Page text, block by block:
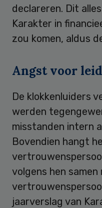
declareren. Dit
Karakter in
zou komen, aldus
Angst voor
De klokkenluiders
werden
misstanden intern
Bovendien hangt
volgens hen
jaarverslag van